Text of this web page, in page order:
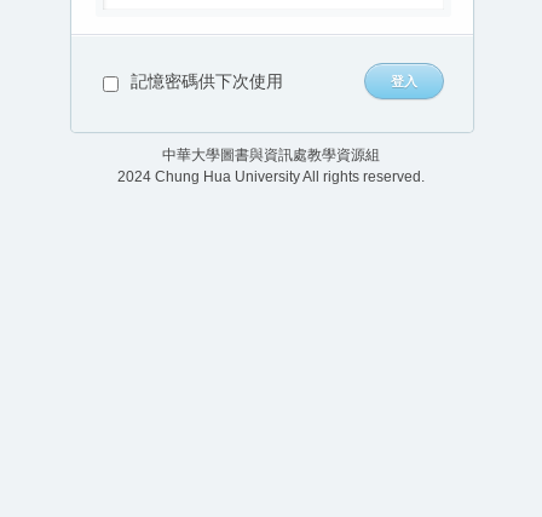
記憶密碼供下次使用
中華大學圖書與資訊處教學資源組
2024 Chung Hua University All rights reserved.